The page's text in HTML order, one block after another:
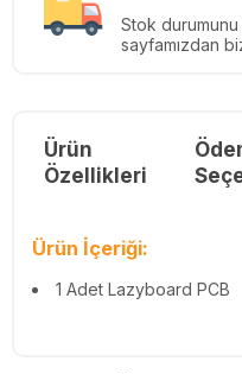
Stok
sayfamızdan
Ürün
Özellikleri
Ürün İçeriği:
1 Adet Lazyboard PCB